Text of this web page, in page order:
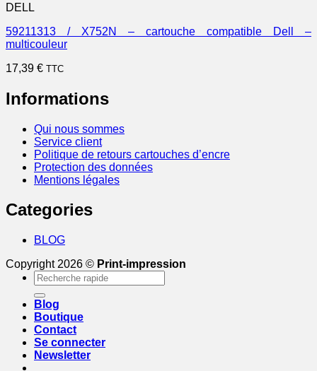
DELL
59211313 / X752N – cartouche compatible Dell –
multicouleur
17,39 € TTC
Informations
Qui nous sommes
Service client
Politique de retours cartouches d’encre
Protection des données
Mentions légales
Categories
BLOG
Copyright 2026 © Print-impression
Recherche
pour :
Blog
Boutique
Contact
Se connecter
Newsletter